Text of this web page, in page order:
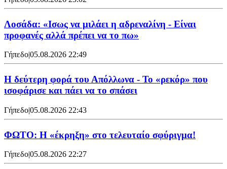
Λοσάδα: «Ισως να μιλάει η αδρεναλίνη - Είναι
προφανές αλλά πρέπει να το πω»
Γήπεδο|05.08.2026 22:49
Η δεύτερη φορά του Απόλλωνα - Το «ρεκόρ» που
ισοφάρισε και πάει να το σπάσει
Γήπεδο|05.08.2026 22:43
ΦΩΤΟ: Η «έκρηξη» στο τελευταίο σφύριγμα!
Γήπεδο|05.08.2026 22:27